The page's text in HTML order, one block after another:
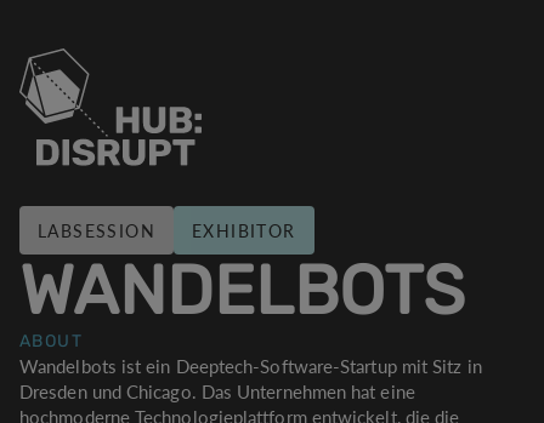
LABSESSION EXHIBITOR
WANDELBOTS
ABOUT
Wandelbots ist ein Deeptech-Software-Startup mit Sitz in
Dresden und Chicago. Das Unternehmen hat eine
hochmoderne Technologieplattform entwickelt, die die